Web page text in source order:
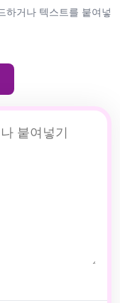
하거나 텍스트를 붙여넣